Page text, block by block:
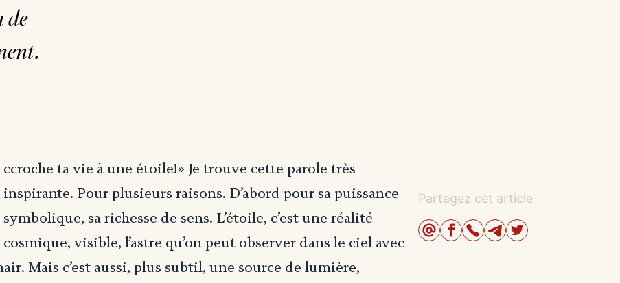
de
ccroche ta vie à une étoile!» Je trouve cette parole très
inspirante. Pour plusieurs raisons. D’abord pour sa puissance
symbolique, sa richesse de sens. L’étoile, c’est une réalité
cosmique, visible, l’astre qu’on peut observer dans le ciel avec
Mais c’est aussi, plus subtil, une source de lumière,
Partagez cet article